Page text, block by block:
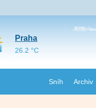
Sníh Archiv
Praha
26.2 °C